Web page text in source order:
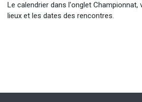
Le calendrier dans l'onglet Championnat,
lieux et les dates des rencontres.